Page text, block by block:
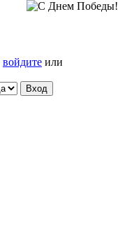
войдите или